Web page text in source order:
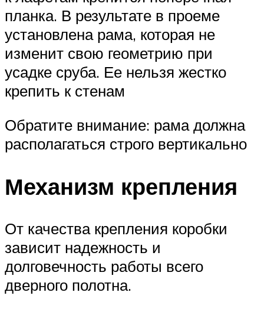
планка. В результате в проеме
установлена рама, которая не
изменит свою геометрию при
усадке сруба. Ее нельзя жестко
крепить к стенам
Обратите внимание: рама должна
располагаться строго вертикально
Механизм крепления
От качества крепления коробки
зависит надежность и
долговечность работы всего
дверного полотна.